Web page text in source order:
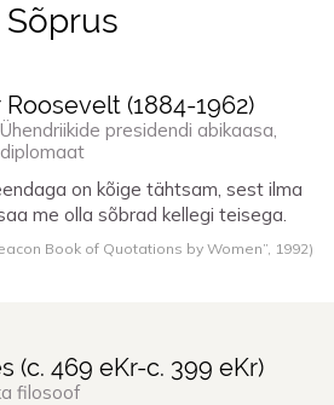
sõprus
Sõprus
Roosevelt (1884-1962)
presidendi abikaasa,
on kõige tähtsam, sest ilma
me olla sõbrad kellegi teisega.
Book of Quotations by Women”, 1992)
(c. 469 eKr-c. 399 eKr)
filosoof